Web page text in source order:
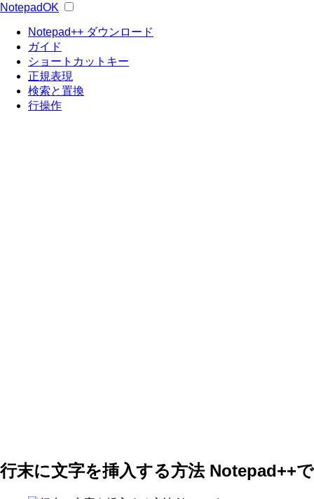
NotepadOK
Notepad++ ダウンロード
ガイド
ショートカットキー
正規表現
検索と置換
行操作
行末に文字を挿入する方法 Notepad++で